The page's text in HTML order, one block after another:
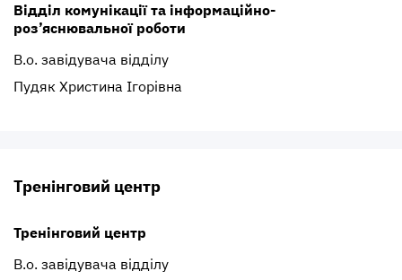
Відділ комунікації та інформаційно-
роз’яснювальної роботи
В.о. завідувача відділу
Пудяк Христина Ігорівна
Тренінговий центр
Тренінговий центр
В.о. завідувача відділу